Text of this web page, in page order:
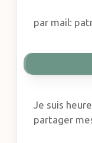
par mail:
Je suis
partager